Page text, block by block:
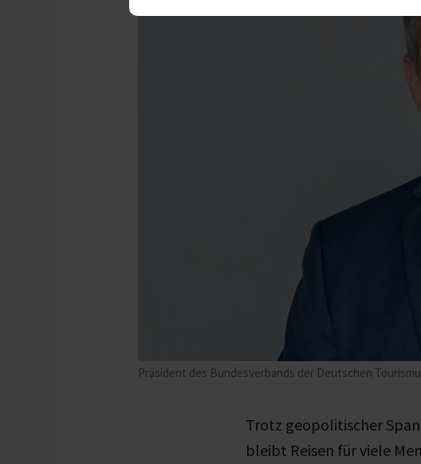
Präsident des Bundesverbands der Deutschen
Trotz geopolitischer
bleibt Reisen für viele